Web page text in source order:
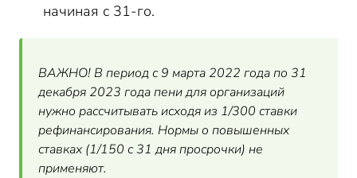
начиная с 31-го.
ВАЖНО! В период с 9 марта 2022 года по 31
декабря 2023 года пени для организаций
нужно рассчитывать исходя из 1/300 ставки
рефинансирования. Нормы о повышенных
ставках (1/150 с 31 дня просрочки) не
применяют.